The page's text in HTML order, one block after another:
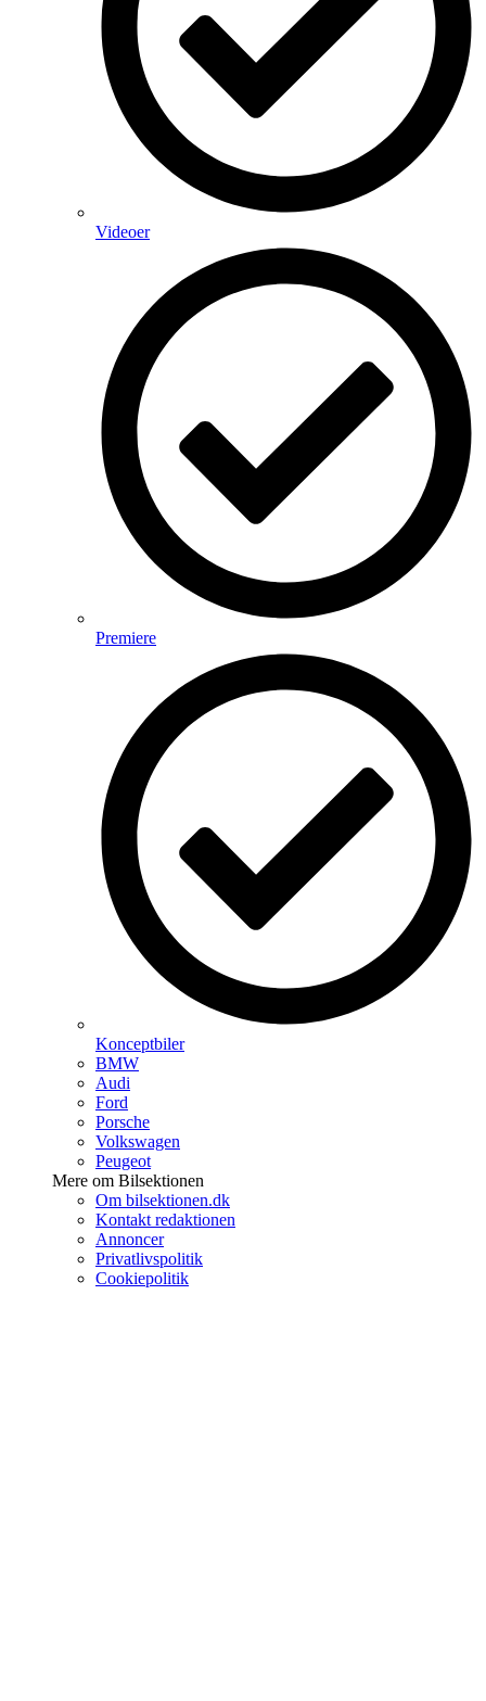
Videoer
Premiere
Konceptbiler
BMW
Audi
Ford
Porsche
Volkswagen
Peugeot
Mere om Bilsektionen
Om bilsektionen.dk
Kontakt redaktionen
Annoncer
Privatlivspolitik
Cookiepolitik